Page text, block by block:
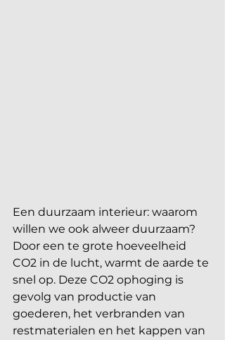
Een duurzaam interieur: waarom
willen we ook alweer duurzaam?
Door een te grote hoeveelheid
CO2 in de lucht, warmt de aarde te
snel op. Deze CO2 ophoging is
gevolg van productie van
goederen, het verbranden van
restmaterialen en het kappen van